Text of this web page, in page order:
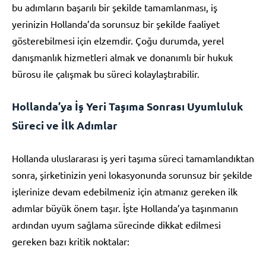
bu adımların başarılı bir şekilde tamamlanması, iş
yerinizin Hollanda’da sorunsuz bir şekilde faaliyet
gösterebilmesi için elzemdir. Çoğu durumda, yerel
danışmanlık hizmetleri almak ve donanımlı bir hukuk
bürosu ile çalışmak bu süreci kolaylaştırabilir.
Hollanda’ya İş Yeri Taşıma Sonrası Uyumluluk
Süreci ve İlk Adımlar
Hollanda uluslararası iş yeri taşıma süreci tamamlandıktan
sonra, şirketinizin yeni lokasyonunda sorunsuz bir şekilde
işlerinize devam edebilmeniz için atmanız gereken ilk
adımlar büyük önem taşır. İşte Hollanda’ya taşınmanın
ardından uyum sağlama sürecinde dikkat edilmesi
gereken bazı kritik noktalar: